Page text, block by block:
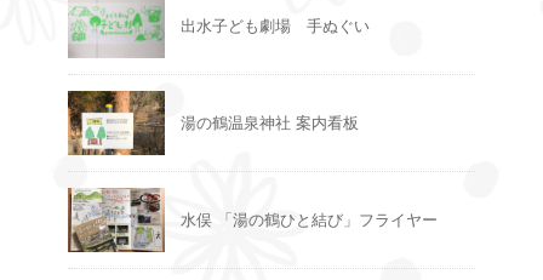
出水子ども劇場 手ぬぐい
湯の鶴温泉神社 案内看板
水俣 「湯の鶴ひと結び」フライヤー